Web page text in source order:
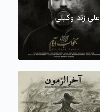
علی زند وکیلی